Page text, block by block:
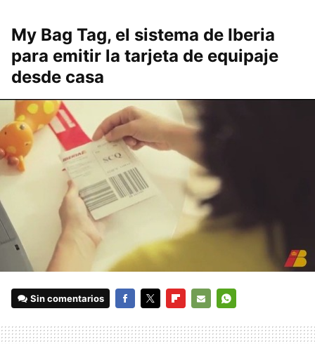
My Bag Tag, el sistema de Iberia
para emitir la tarjeta de equipaje
desde casa
Sin comentarios
MAIL